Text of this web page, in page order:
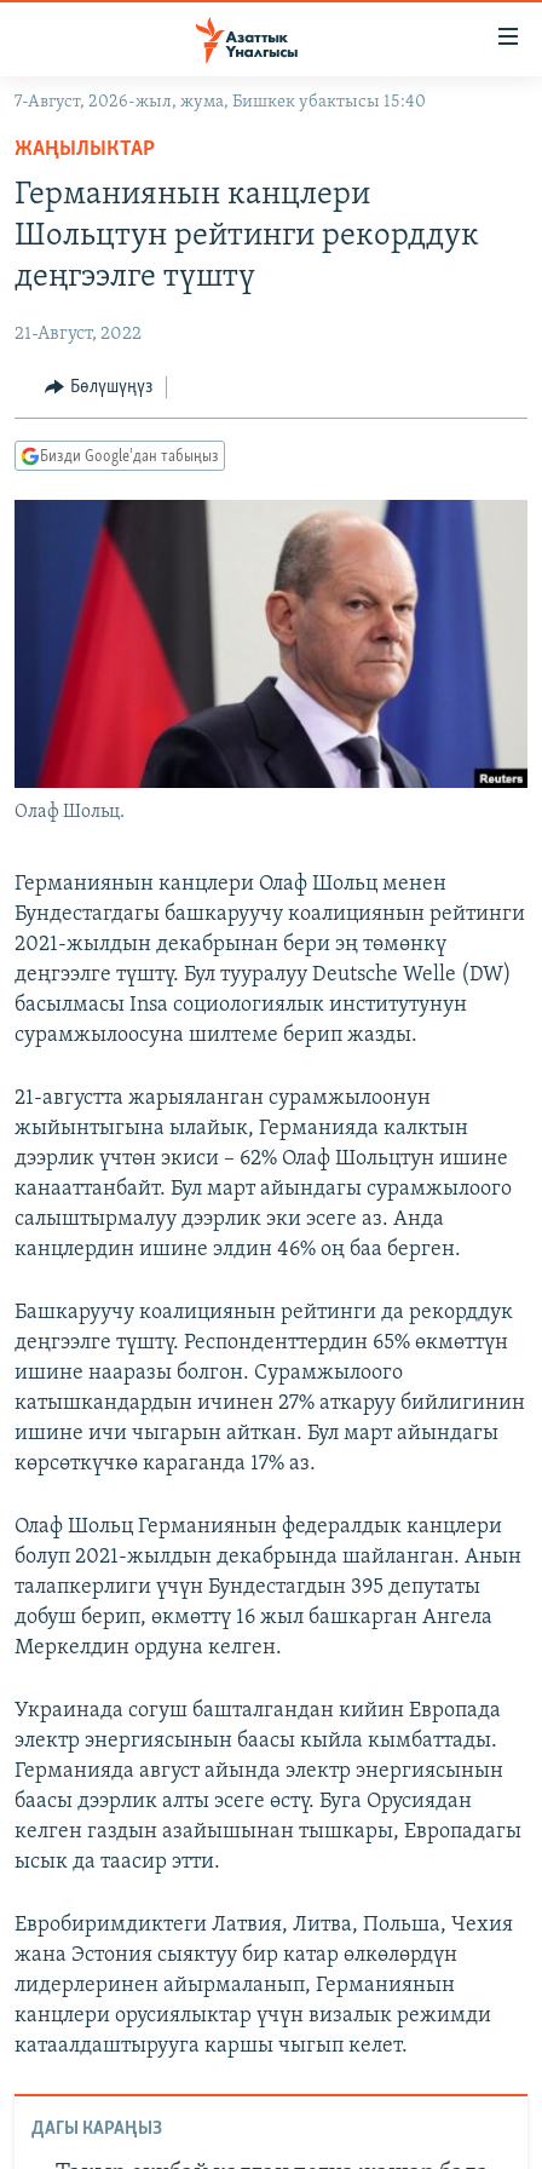
Навигацияга
өтүңүз
Издөөгө
салыңызКЫРГЫЗСТАН
МАДАНИЯТ
ДҮЙНӨ
ТВ ПРОГРАММАЛАР
БҮГҮН АЗАТТЫКТА
ДАНИСТЕ
ЭЖЕ-СИҢДИЛЕР
АЗАТТЫК+
ЫҢГАЙСЫЗ СУРООЛОР
ПОДКАСТ
Русский
ОНЛАЙН ШЕРИНЕ
ЭЕ/АРнун бардык сайттары
7-Август, 2026-жыл, жума, Бишкек убактысы 15:40
ЖАҢЫЛЫКТАР
Германиянын канцлери
Шольцтун рейтинги рекорддук
деңгээлге түштү
21-Август, 2022
Бөлүшүңүз
Бизди Google'дан табыңыз
Олаф Шольц.
Германиянын канцлери Олаф Шольц менен
Бундестагдагы башкаруучу коалициянын рейтинги
2021-жылдын декабрынан бери эң төмөнкү
деңгээлге түштү. Бул тууралуу Deutsche Welle (DW)
басылмасы Insa социологиялык институтунун
сурамжылоосуна шилтеме берип жазды.
21-августта жарыяланган сурамжылоонун
жыйынтыгына ылайык, Германияда калктын
дээрлик үчтөн экиси – 62% Олаф Шольцтун ишине
канааттанбайт. Бул март айындагы сурамжылоого
салыштырмалуу дээрлик эки эсеге аз. Анда
канцлердин ишине элдин 46% оң баа берген.
Башкаруучу коалициянын рейтинги да рекорддук
деңгээлге түштү. Респонденттердин 65% өкмөттүн
ишине нааразы болгон. Сурамжылоого
катышкандардын ичинен 27% аткаруу бийлигинин
ишине ичи чыгарын айткан. Бул март айындагы
көрсөткүчкө караганда 17% аз.
Олаф Шольц Германиянын федералдык канцлери
болуп 2021-жылдын декабрында шайланган. Анын
талапкерлиги үчүн Бундестагдын 395 депутаты
добуш берип, өкмөттү 16 жыл башкарган Ангела
Меркелдин ордуна келген.
Украинада согуш башталгандан кийин Европада
электр энергиясынын баасы кыйла кымбаттады.
Германияда август айында электр энергиясынын
баасы дээрлик алты эсеге өстү. Буга Орусиядан
келген газдын азайышынан тышкары, Европадагы
ысык да таасир этти.
Евробиримдиктеги Латвия, Литва, Польша, Чехия
жана Эстония сыяктуу бир катар өлкөлөрдүн
лидерлеринен айырмаланып, Германиянын
канцлери орусиялыктар үчүн визалык режимди
катаалдаштырууга каршы чыгып келет.
ДАГЫ КАРАҢЫЗ